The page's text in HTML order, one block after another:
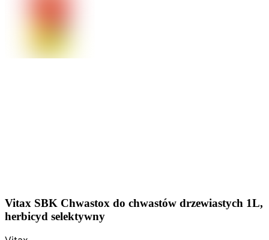
Vitax SBK Chwastox do chwastów drzewiastych 1L,
herbicyd selektywny